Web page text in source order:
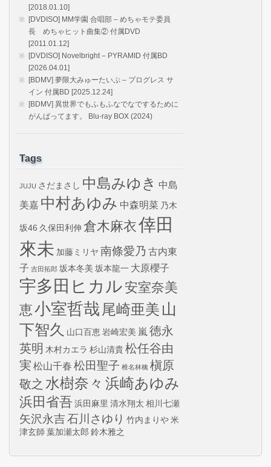
[2018.01.10]
[DVDISO] MM学園 合唱部 – めちゃモテ委員
長 めちゃヒット曲集② 付属DVD
[2011.01.12]
[DVDISO] Novelbright – PYRAMID 付属BD
[2026.04.01]
[BDMV] 夢限大みゅーたいぷ – プログレス サ
イン 付属BD [2025.12.24]
[BDMV] 異世界でもふもふなでなでするために
がんばってます。 Blu-ray BOX (2024)
Tags
JUJU さだまさし 中島みゆき 中島
美嘉 中村あゆみ 中森明菜 乃木
坂46 久保田利伸 倉木麻衣倖田
來未 加藤ミリヤ 南條愛乃 古内東
子 吉田拓郎 坂本冬美 坂本龍一 大原櫻子
宇多田ヒカル安室奈美
恵小室哲哉 尾崎亜美 山
下智久 山口百恵岩崎宏美 嵐 徳永
英明 木村カエラ 杉山清貴松任谷由
実 松山千春 松田聖子 椎名林檎 槇原
敬之 水樹奈々 浜崎あゆみ
浜田省吾 浜田麻里 清水翔太 相川七瀬
矢沢永吉石川さゆり 竹内まりや米
津玄師 葉加瀬太郎 鈴木雅之